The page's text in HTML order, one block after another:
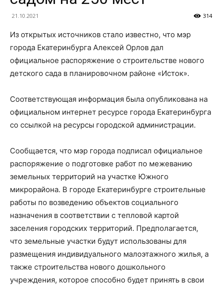
21.10.2021 314
Из открытых источников стало известно, что мэр
города Екатеринбурга Алексей Орлов дал
официальное распоряжение о строительстве нового
детского сада в планировочном районе «Исток».
Соответствующая информация была опубликована на
официальном интернет ресурсе города Екатеринбурга
со ссылкой на ресурсы городской администрации.
Сообщается, что мэр города подписал официальное
распоряжение о подготовке работ по межеванию
земельных территорий на участке Южного
микрорайона. В городе Екатеринбурге строительные
работы по возведению объектов социального
назначения в соответствии с тепловой картой
заселения городских территорий. Предполагается,
что земельные участки будут использованы для
размещения индивидуального малоэтажного жилья, а
также строительства нового дошкольного
учреждения, которое способно будет принять в свои